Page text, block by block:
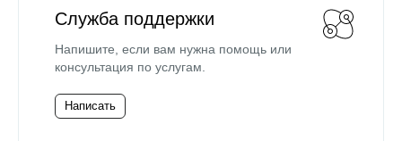
Служба поддержки
Напишите, если вам нужна помощь или
консультация по услугам.
Написать